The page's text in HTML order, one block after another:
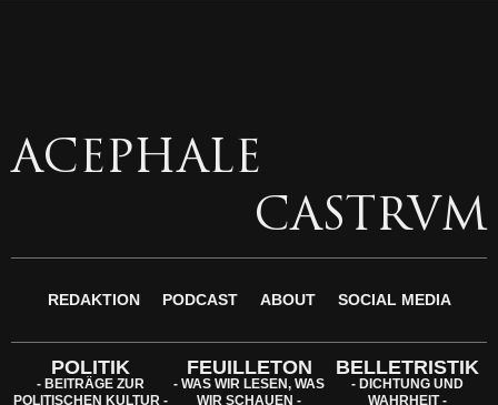
ACEPHALE
CASTRVM
REDAKTION PODCAST ABOUT SOCIAL MEDIA
POLITIK
- BEITRÄGE ZUR
POLITISCHEN KULTUR -
FEUILLETON
- WAS WIR LESEN, WAS
WIR SCHAUEN -
BELLETRISTIK
- DICHTUNG UND
WAHRHEIT -